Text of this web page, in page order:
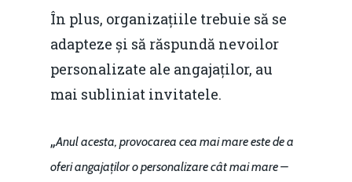
În plus, organizațiile trebuie să se
adapteze și să răspundă nevoilor
personalizate ale angajaților, au
mai subliniat invitatele.
„Anul acesta, provocarea cea mai mare este de a
oferi angajaților o personalizare cât mai mare –